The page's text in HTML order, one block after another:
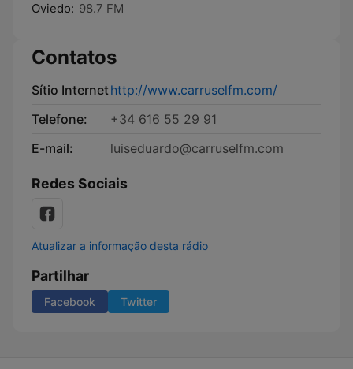
Oviedo: 98.7 FM
Contatos
Sítio Internethttp://www.carruselfm.com/
Telefone:
+34 616 55 29 91
E-mail:
luiseduardo@carruselfm.com
Redes Sociais
Atualizar a informação desta rádio
Partilhar
Facebook Twitter